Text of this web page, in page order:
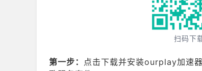
扫码下
第一步： 点击下载并安装ourplay加速